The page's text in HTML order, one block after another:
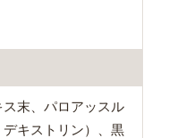
末、パロアッスル
キストリン）、黒